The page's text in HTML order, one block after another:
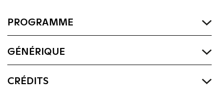
PROGRAMME
GÉNÉRIQUE
CRÉDITS